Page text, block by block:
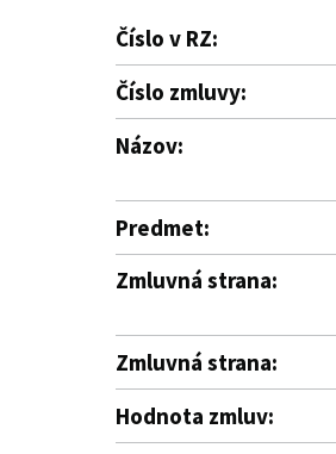
Číslo v RZ:
Číslo zmluvy:
Názov:
Predmet:
Zmluvná strana:
Zmluvná strana:
Hodnota zmluv: